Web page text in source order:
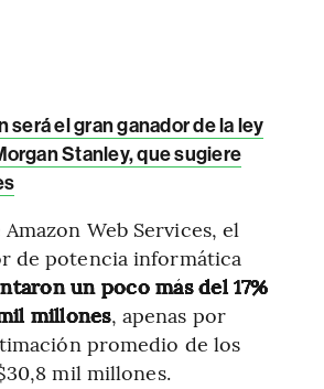
será el gran ganador de la ley
Stanley, que sugiere
Web Services, el
de potencia informática
un poco más del 17%
millones, apenas por
promedio de los
mil millones.